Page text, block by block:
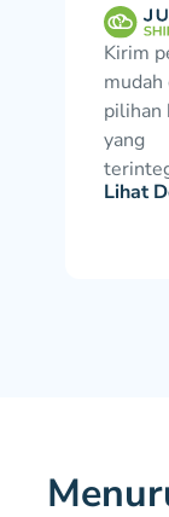
Kirim
mudah
pilihan
yang
Lihat